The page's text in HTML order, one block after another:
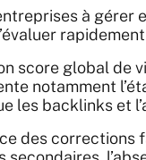
à
score global
notamment
les backlinks et
des